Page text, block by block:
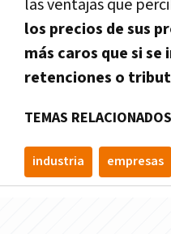
las ventajas que
los precios de sus
más caros que si
retenciones o
TEMAS RELACIONADOS
industria empresas